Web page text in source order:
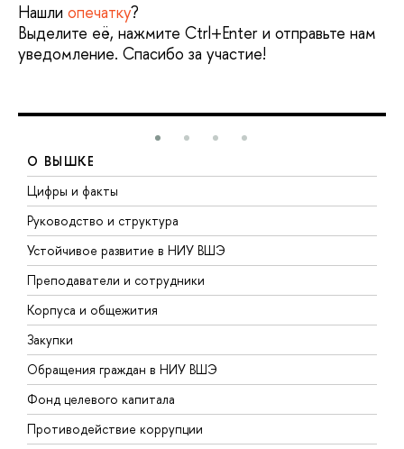
Нашли опечатку?
Выделите её, нажмите Ctrl+Enter и отправьте нам
уведомление. Спасибо за участие!
О ВЫШКЕ
Цифры и факты
Руководство и структура
Устойчивое развитие в НИУ ВШЭ
Преподаватели и сотрудники
Корпуса и общежития
Закупки
Обращения граждан в НИУ ВШЭ
Фонд целевого капитала
Противодействие коррупции